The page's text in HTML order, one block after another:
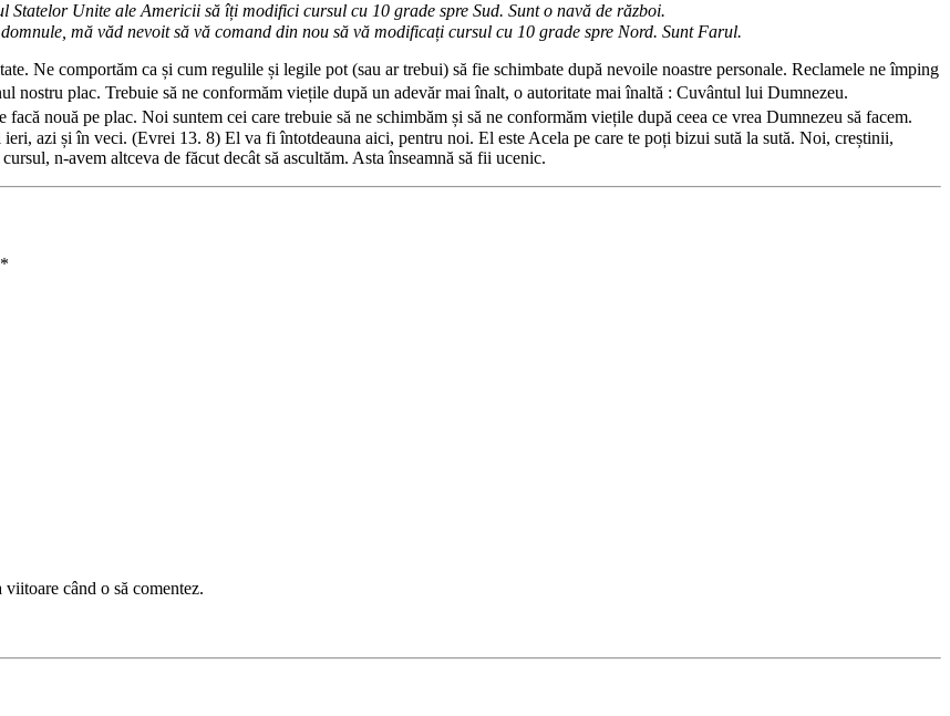
Unite ale Americii să îți modifici cursul cu 10 grade spre Sud. Sunt o navă de război.
mă văd nevoit să vă comand din nou să vă modificați cursul cu 10 grade spre Nord. Sunt Farul.
Ne comportăm ca și cum regulile și legile pot (sau ar trebui) să fie schimbate după nevoile noastre personale. Reclamele ne împing
nostru plac. Trebuie să ne conformăm viețile după un adevăr mai înalt, o autoritate mai înaltă : Cuvântul lui Dumnezeu.
nouă pe plac. Noi suntem cei care trebuie să ne schimbăm și să ne conformăm viețile după ceea ce vrea Dumnezeu să facem.
azi și în veci. (Evrei 13. 8) El va fi întotdeauna aici, pentru noi. El este Acela pe care te poți bizui sută la sută. Noi, creștinii,
n-avem altceva de făcut decât să ascultăm. Asta înseamnă să fii ucenic.
*
când o să comentez.